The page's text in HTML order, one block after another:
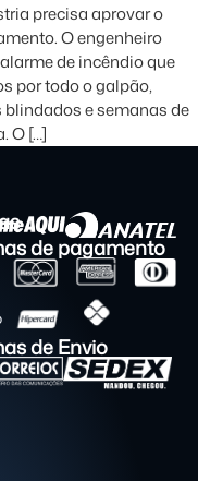
precisa aprovar o
O engenheiro
de incêndio que
por todo o galpão,
e semanas de
O […]
de pagamento
de Envio